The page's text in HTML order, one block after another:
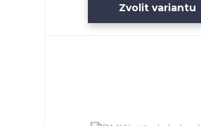
Zvolit variantu